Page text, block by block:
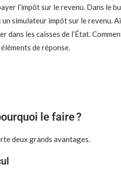
l’impôt sur le revenu. Dans le
simulateur impôt sur le revenu.
dans les caisses de l’État.
de réponse.
le faire ?
deux grands avantages.